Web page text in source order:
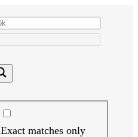
Exact matches only